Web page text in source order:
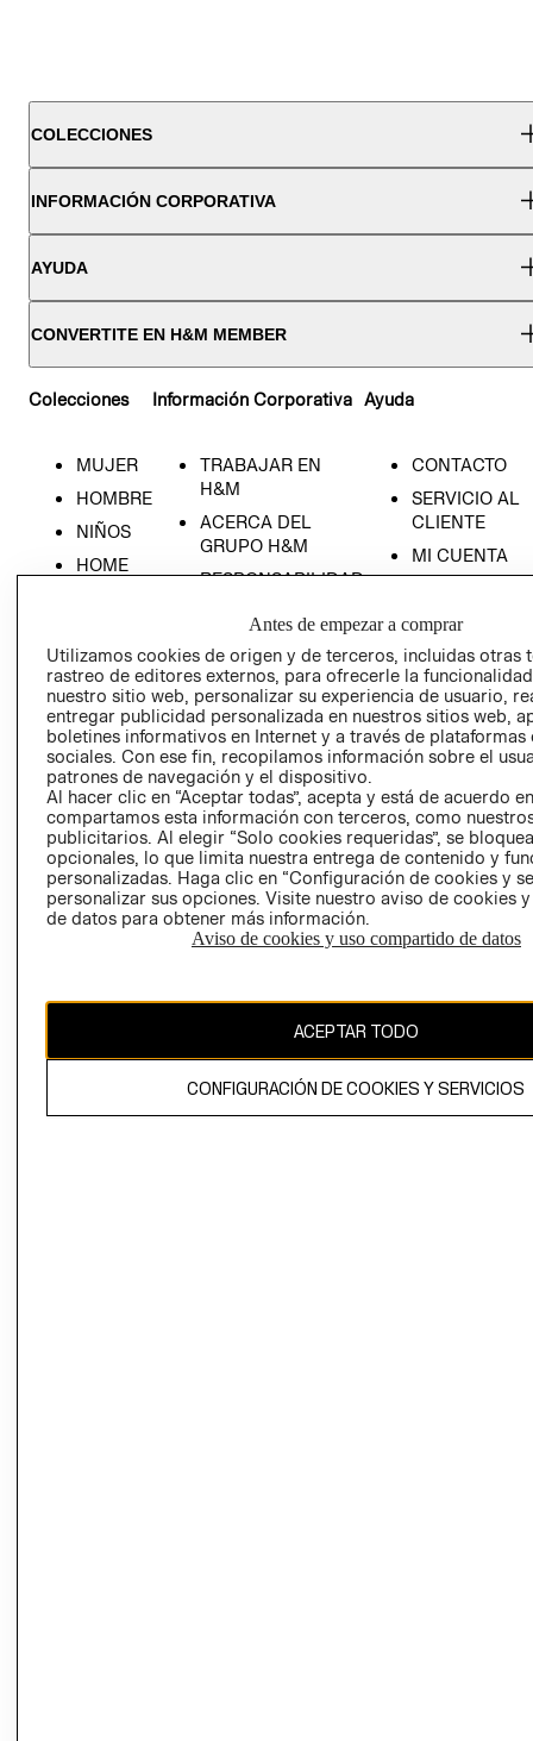
COLECCIONES
INFORMACIÓN CORPORATIVA
AYUDA
CONVERTITE EN H&M MEMBER
Colecciones
MUJER
HOMBRE
NIÑOS
HOME
Información Corporativa
TRABAJAR EN
H&M
ACERCA DEL
GRUPO H&M
RESPONSABILIDAD
PRENSA
RELACIÓN CON
INVERSIONISTAS
POLÍTICA
EMPRESARIAL
Ayuda
CONTACTO
SERVICIO AL
CLIENTE
MI CUENTA
- RETIRO EN
TIENDA
TÉRMINOS Y
CONDICIONES
PRIVACIDAD
GIFT CARD
AVISO DE
COOKIES
Uruguay ($U)
Antes de empezar a comprar
Utilizamos cookies de origen y de terceros, incluidas otras
rastreo de editores externos, para ofrecerle la
nuestro sitio web, personalizar su experiencia de usuario,
entregar publicidad personalizada en nuestros sitios web,
boletines informativos en Internet y a través de plataformas
sociales. Con ese fin, recopilamos información sobre el
patrones de navegación y el dispositivo.
Al hacer clic en “Aceptar todas”, acepta y está de acuerdo
compartamos esta información con terceros, como
publicitarios. Al elegir “Solo cookies requeridas”, se
opcionales, lo que limita nuestra entrega de contenido y
personalizadas. Haga clic en “Configuración de cookies y
personalizar sus opciones. Visite nuestro aviso de cookies
de datos para obtener más información.
Aviso de cookies y uso compartido de datos
ACEPTAR TODO
CONFIGURACIÓN DE COOKIES Y SERVICIOS